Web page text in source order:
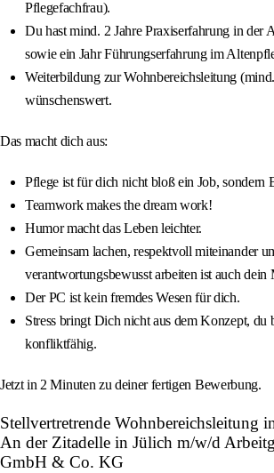
Pflegefachfrau).
Du hast mind. 2 Jahre Praxiserfahrung in der
sowie ein Jahr Führungserfahrung im
Weiterbildung zur Wohnbereichsleitung
wünschenswert.
Das macht dich aus:
Pflege ist für dich nicht bloß ein Job, sondern
Teamwork makes the dream work!
Humor macht das Leben leichter.
Gemeinsam lachen, respektvoll miteinander
verantwortungsbewusst arbeiten ist auch dein
Der PC ist kein fremdes Wesen für dich.
Stress bringt Dich nicht aus dem Konzept,
konfliktfähig.
Jetzt in 2 Minuten zu deiner fertigen Bewerbung.
Stellvertretrende Wohnbereichsleitung
An der Zitadelle in Jülich m/w/d
GmbH & Co. KG